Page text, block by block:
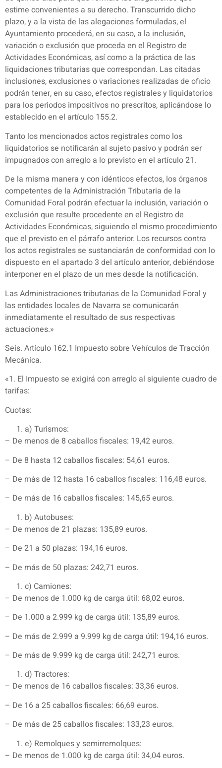
estime convenientes a su derecho. Transcurrido dicho
plazo, y a la vista de las alegaciones formuladas, el
Ayuntamiento procederá, en su caso, a la inclusión,
variación o exclusión que proceda en el Registro de
Actividades Económicas, así como a la práctica de las
liquidaciones tributarias que correspondan. Las citadas
inclusiones, exclusiones o variaciones realizadas de oficio
podrán tener, en su caso, efectos registrales y liquidatorios
para los periodos impositivos no prescritos, aplicándose lo
establecido en el artículo 155.2.
Tanto los mencionados actos registrales como los
liquidatorios se notificarán al sujeto pasivo y podrán ser
impugnados con arreglo a lo previsto en el artículo 21.
De la misma manera y con idénticos efectos, los órganos
competentes de la Administración Tributaria de la
Comunidad Foral podrán efectuar la inclusión, variación o
exclusión que resulte procedente en el Registro de
Actividades Económicas, siguiendo el mismo procedimiento
que el previsto en el párrafo anterior. Los recursos contra
los actos registrales se sustanciarán de conformidad con lo
dispuesto en el apartado 3 del artículo anterior, debiéndose
interponer en el plazo de un mes desde la notificación.
Las Administraciones tributarias de la Comunidad Foral y
las entidades locales de Navarra se comunicarán
inmediatamente el resultado de sus respectivas
actuaciones.»
Seis. Artículo 162.1 Impuesto sobre Vehículos de Tracción
Mecánica.
«1. El Impuesto se exigirá con arreglo al siguiente cuadro de
tarifas:
Cuotas:
a) Turismos:
– De menos de 8 caballos fiscales: 19,42 euros.
– De 8 hasta 12 caballos fiscales: 54,61 euros.
– De más de 12 hasta 16 caballos fiscales: 116,48 euros.
– De más de 16 caballos fiscales: 145,65 euros.
b) Autobuses:
– De menos de 21 plazas: 135,89 euros.
– De 21 a 50 plazas: 194,16 euros.
– De más de 50 plazas: 242,71 euros.
c) Camiones:
– De menos de 1.000 kg de carga útil: 68,02 euros.
– De 1.000 a 2.999 kg de carga útil: 135,89 euros.
– De más de 2.999 a 9.999 kg de carga útil: 194,16 euros.
– De más de 9.999 kg de carga útil: 242,71 euros.
d) Tractores:
– De menos de 16 caballos fiscales: 33,36 euros.
– De 16 a 25 caballos fiscales: 66,69 euros.
– De más de 25 caballos fiscales: 133,23 euros.
e) Remolques y semirremolques:
– De menos de 1.000 kg de carga útil: 34,04 euros.